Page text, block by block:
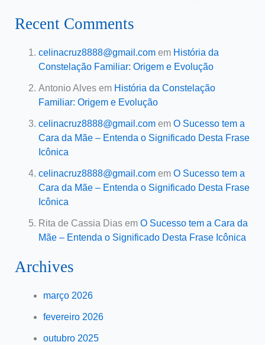
Recent Comments
celinacruz8888@gmail.comem História da
Constelação Familiar: Origem e Evolução
Antonio Alvesem História da Constelação
Familiar: Origem e Evolução
celinacruz8888@gmail.comem O Sucesso tem a
Cara da Mãe – Entenda o Significado Desta Frase
Icônica
celinacruz8888@gmail.comem O Sucesso tem a
Cara da Mãe – Entenda o Significado Desta Frase
Icônica
Rita de Cassia Diasem O Sucesso tem a Cara da
Mãe – Entenda o Significado Desta Frase Icônica
Archives
março 2026
fevereiro 2026
outubro 2025